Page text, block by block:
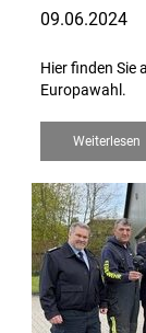
09.06.2024
Hier finden Sie
Europawahl.
Weiterlesen